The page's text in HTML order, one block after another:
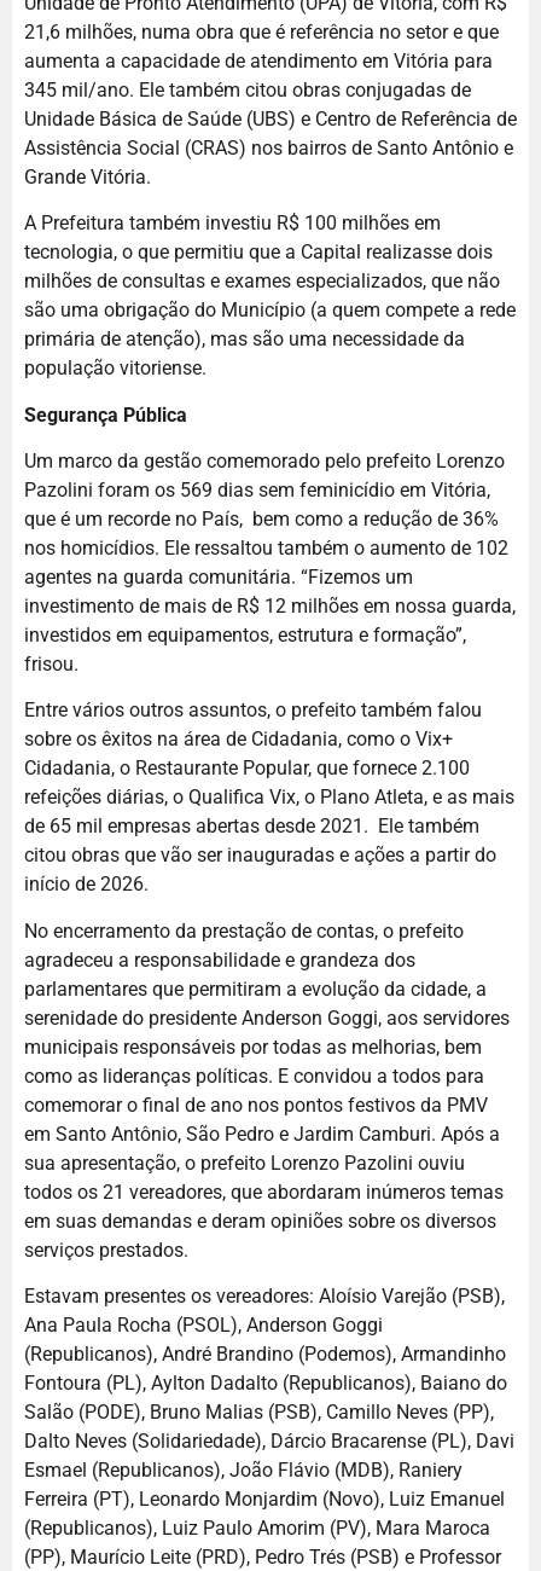
21,6 milhões, numa obra que é referência no setor e que
aumenta a capacidade de atendimento em Vitória para
345 mil/ano. Ele também citou obras conjugadas de
Unidade Básica de Saúde (UBS) e Centro de Referência de
Assistência Social (CRAS) nos bairros de Santo Antônio e
Grande Vitória.
A Prefeitura também investiu R$ 100 milhões em
tecnologia, o que permitiu que a Capital realizasse dois
milhões de consultas e exames especializados, que não
são uma obrigação do Município (a quem compete a rede
primária de atenção), mas são uma necessidade da
população vitoriense.
Segurança Pública
Um marco da gestão comemorado pelo prefeito Lorenzo
Pazolini foram os 569 dias sem feminicídio em Vitória,
que é um recorde no País, bem como a redução de 36%
nos homicídios. Ele ressaltou também o aumento de 102
agentes na guarda comunitária. “Fizemos um
investimento de mais de R$ 12 milhões em nossa guarda,
investidos em equipamentos, estrutura e formação”,
frisou.
Entre vários outros assuntos, o prefeito também falou
sobre os êxitos na área de Cidadania, como o Vix+
Cidadania, o Restaurante Popular, que fornece 2.100
refeições diárias, o Qualifica Vix, o Plano Atleta, e as mais
de 65 mil empresas abertas desde 2021. Ele também
citou obras que vão ser inauguradas e ações a partir do
início de 2026.
No encerramento da prestação de contas, o prefeito
agradeceu a responsabilidade e grandeza dos
parlamentares que permitiram a evolução da cidade, a
serenidade do presidente Anderson Goggi, aos servidores
municipais responsáveis por todas as melhorias, bem
como as lideranças políticas. E convidou a todos para
comemorar o final de ano nos pontos festivos da PMV
em Santo Antônio, São Pedro e Jardim Camburi. Após a
sua apresentação, o prefeito Lorenzo Pazolini ouviu
todos os 21 vereadores, que abordaram inúmeros temas
em suas demandas e deram opiniões sobre os diversos
serviços prestados.
Estavam presentes os vereadores: Aloísio Varejão (PSB),
Ana Paula Rocha (PSOL), Anderson Goggi
(Republicanos), André Brandino (Podemos), Armandinho
Fontoura (PL), Aylton Dadalto (Republicanos), Baiano do
Salão (PODE), Bruno Malias (PSB), Camillo Neves (PP),
Dalto Neves (Solidariedade), Dárcio Bracarense (PL), Davi
Esmael (Republicanos), João Flávio (MDB), Raniery
Ferreira (PT), Leonardo Monjardim (Novo), Luiz Emanuel
(Republicanos), Luiz Paulo Amorim (PV), Mara Maroca
(PP), Maurício Leite (PRD), Pedro Trés (PSB) e Professor